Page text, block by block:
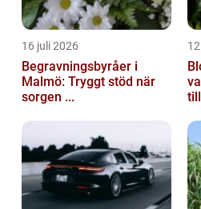
16 juli 2026
Begravningsbyråer i
Malmö: Tryggt stöd när
sorgen ...